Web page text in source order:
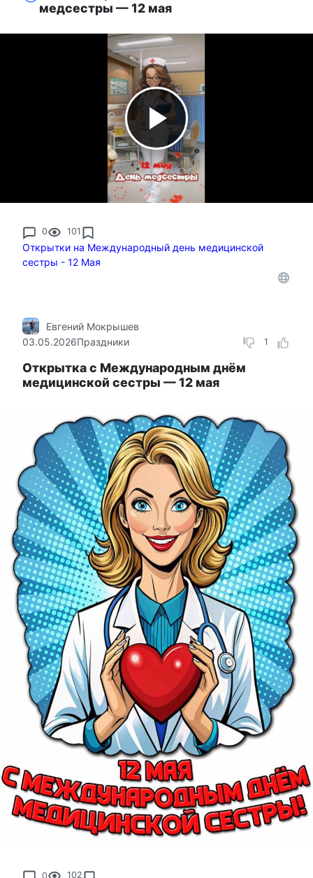
медсестры — 12 мая
0 101
Открытки на Международный день медицинской
сестры - 12 Мая
1
Евгений Мокрышев
03.05.2026Праздники
Открытка с Международным днём
медицинской сестры — 12 мая
0 102